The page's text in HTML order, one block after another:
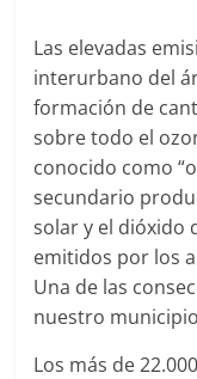
Las elevadas
interurbano del
formación de
sobre todo el
conocido como
secundario
solar y el dióxido
emitidos por los
Una de las
nuestro
Los más de